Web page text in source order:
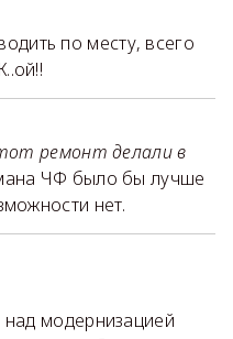
по месту, всего
ремонт делали в
ЧФ было бы лучше
нет.
над модернизацией